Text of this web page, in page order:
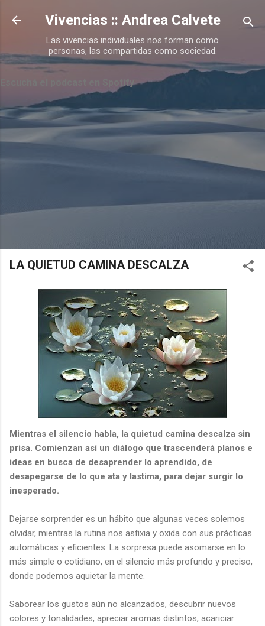
Ir al contenido principal
Vivencias :: Andrea Calvete
Las vivencias individuales nos forman como
personas, las compartidas como sociedad.
Escuchá el podcast en Spotify
LA QUIETUD CAMINA DESCALZA
Mientras el silencio habla, la quietud camina descalza sin
prisa. Comienzan así un diálogo que trascenderá planos e
ideas en busca de desaprender lo aprendido, de
desapegarse de lo que ata y lastima, para dejar surgir lo
inesperado.
Dejarse sorprender es un hábito que algunas veces solemos
olvidar, mientras la rutina nos asfixia y oxida con sus prácticas
automáticas y eficientes. La sorpresa puede asomarse en lo
más simple o cotidiano, en el silencio más profundo y preciso,
donde podemos aquietar la mente.
Saborear los gustos aún no alcanzados, descubrir nuevos
colores y tonalidades, apreciar aromas distintos, acariciar